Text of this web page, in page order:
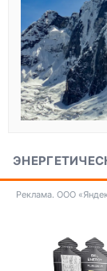
Реклама. ООО